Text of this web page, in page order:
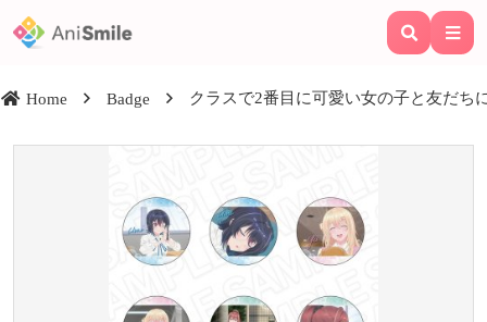
Home Badge クラスで2番目に可愛い女の子と友だち